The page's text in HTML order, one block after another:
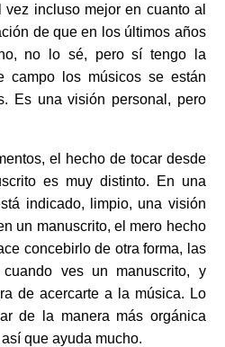
incluso mejor en cuanto al
de que en los últimos años
no lo sé, pero sí tengo la
campo los músicos se están
Es una visión personal, pero
el hecho de tocar desde
es muy distinto. En una
indicado, limpio, una visión
un manuscrito, el mero hecho
concebirlo de otra forma, las
ves un manuscrito, y
de acercarte a la música. Lo
de la manera más orgánica
que ayuda mucho.